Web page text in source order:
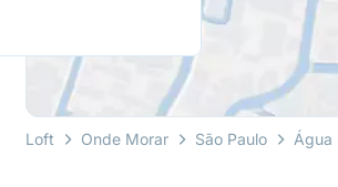
Loft Onde Morar São Paulo Água